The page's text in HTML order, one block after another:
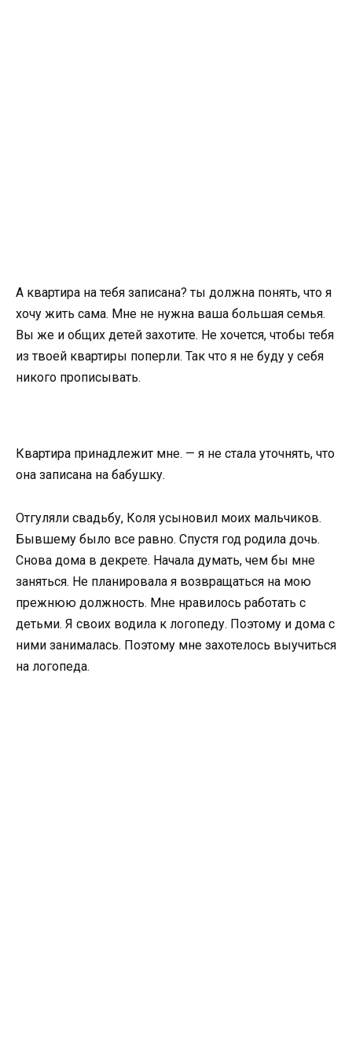
А квартира на тебя записана? ты должна понять, что я
хочу жить сама. Мне не нужна ваша большая семья.
Вы же и общих детей захотите. Не хочется, чтобы тебя
из твоей квартиры поперли. Так что я не буду у себя
никого прописывать.
Квартира принадлежит мне. — я не стала уточнять, что
она записана на бабушку.
Отгуляли свадьбу, Коля усыновил моих мальчиков.
Бывшему было все равно. Спустя год родила дочь.
Снова дома в декрете. Начала думать, чем бы мне
заняться. Не планировала я возвращаться на мою
прежнюю должность. Мне нравилось работать с
детьми. Я своих водила к логопеду. Поэтому и дома с
ними занималась. Поэтому мне захотелось выучиться
на логопеда.